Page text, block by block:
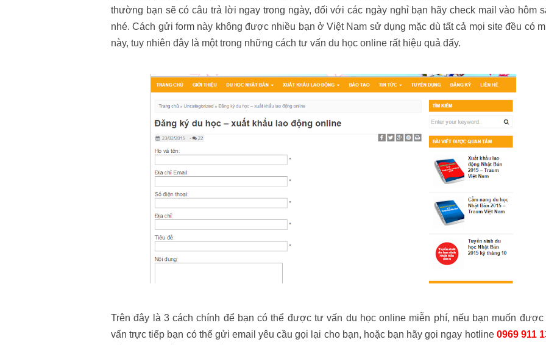
thường bạn sẽ có câu trả lời ngay trong ngày, đối với các ngày nghỉ bạn hãy check mail vào hôm
nhé. Cách gửi form này không được nhiều bạn ở Việt Nam sử dụng mặc dù tất cả mọi site đều có
này, tuy nhiên đây là một trong những cách tư vấn du học online rất hiệu quả đấy.
Trên đây là 3 cách chính để bạn có thể được tư vấn du học online miễn phí, nếu bạn muốn
vấn trực tiếp bạn có thể gửi email yêu cầu gọi lại cho bạn, hoặc bạn hãy gọi ngay hotline 0969 911